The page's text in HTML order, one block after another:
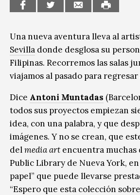
Medio Ambiente
Música
Sin categoría
Una nueva aventura lleva al
Sevilla donde desglosa su
Filipinas. Recorremos las salas
viajamos al pasado para
Dice Antoni Muntadas
todos sus proyectos empiezan
idea, con una palabra, y que
imágenes. Y no se crean, que
delmedia art encuentra muchas
Public Library de Nueva York,
papel” que puede llevarse
“Espero que esta colección